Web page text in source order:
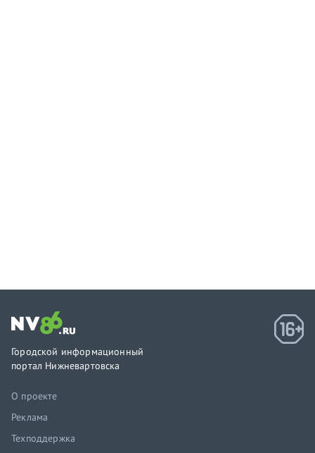
Городской информационный
портал Нижневартовска
О проекте
Реклама
Техподдержка